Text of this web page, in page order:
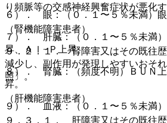
り頻脈等の交感神経興奮症状が悪化
（腎機能障害患者）
９．２．１． 腎障害又はその既往
減少し、副作用が発現しやすいおそ
照〕。
（肝機能障害患者）
９．３．１． 肝障害又はその既往
６）． 眼：（０．１〜５％未満）眼
７）． 肝臓：（０．１〜５％未満
昇、Ａｌ−Ｐ上昇。
８）． 腎臓：（頻度不明）ＢＵＮ
昇。
９）． 血液：（０．１〜５％未満）